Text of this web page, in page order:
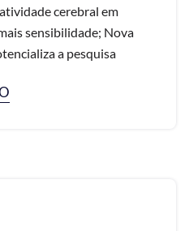
cerebral em
sensibilidade; Nova
a pesquisa